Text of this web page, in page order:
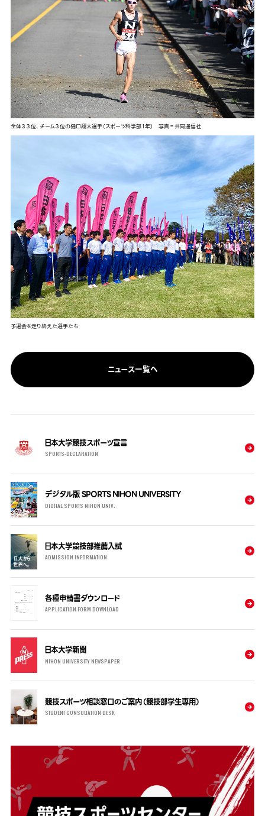
全体３３位、チーム３位の樋口翔太選手（スポーツ科学部１年） 写真＝共同通信社
予選会を走り終えた選手たち
ニュース一覧へ
日本大学競技スポーツ宣言
SPORTS-DECLARATION
デジタル版 SPORTS NIHON UNIVERSITY
DIGITAL SPORTS NIHON UNIV.
日本大学競技部推薦入試
ADMISSION INFORMATION
各種申請書ダウンロード
APPLICATION FORM DOWNLOAD
日本大学新聞
NIHON UNIVERSITY NEWSPAPER
競技スポーツ相談窓口のご案内（競技部学生専用）
STUDENT CONSULTATION DESK